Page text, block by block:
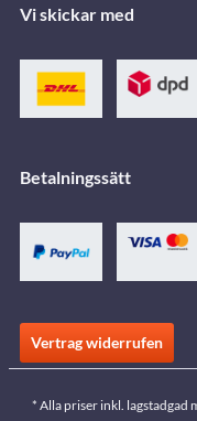
Vi skickar med
Betalningssätt
Vertrag widerrufen
* Alla priser inkl. lagstadgad